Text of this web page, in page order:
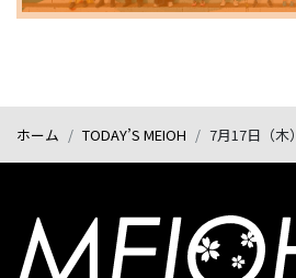
ホーム TODAY’S MEIOH 7月17日（木）